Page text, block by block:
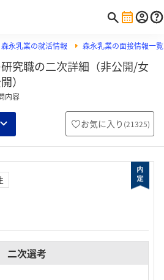
森永乳業の就活情報 森永乳業の面接情報一覧
究職の二次詳細（非公開/女
）
内容
お気に入り (21325)
二次選考